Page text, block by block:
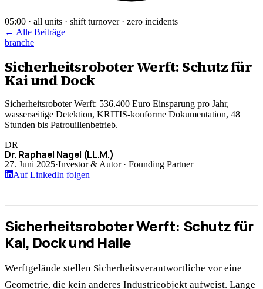
05:00 · all units · shift turnover · zero incidents
← Alle Beiträge
branche
Sicherheitsroboter Werft: Schutz für
Kai und Dock
Sicherheitsroboter Werft: 536.400 Euro Einsparung pro Jahr,
wasserseitige Detektion, KRITIS-konforme Dokumentation, 48
Stunden bis Patrouillenbetrieb.
DR
Dr. Raphael Nagel (LL.M.)
27. Juni 2025·Investor & Autor · Founding Partner
Auf LinkedIn folgen
Sicherheitsroboter Werft: Schutz für
Kai, Dock und Halle
Werftgelände stellen Sicherheitsverantwortliche vor eine
Geometrie, die kein anderes Industrieobjekt aufweist. Lange